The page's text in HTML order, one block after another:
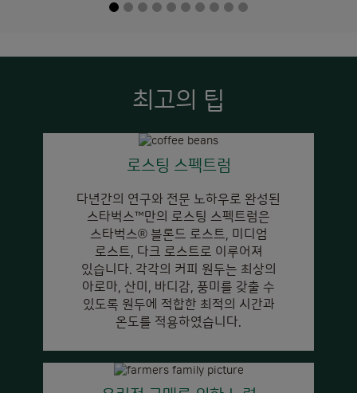
최고의 팁
로스팅 스펙트럼
다년간의 연구와 전문 노하우로 완성된
스타벅스™만의 로스팅 스펙트럼은
스타벅스®블론드 로스트, 미디엄
로스트, 다크 로스트로 이루어져
있습니다. 각각의 커피 원두는 최상의
아로마, 산미, 바디감, 풍미를 갖출 수
있도록 원두에 적합한 최적의 시간과
온도를 적용하였습니다.